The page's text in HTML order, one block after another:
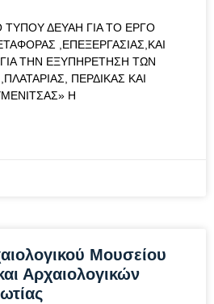
ΤΥΠΟΥ ΔΕΥΑΗ ΓΙΑ ΤΟ ΕΡΓΟ
,ΕΠΕΞΕΡΓΑΣΙΑΣ,ΚΑΙ
ΤΗΝ ΕΞΥΠΗΡΕΤΗΣΗ ΤΩΝ
ΠΕΡΔΙΚΑΣ ΚΑΙ
Η
Μουσείου
Αρχαιολογικών